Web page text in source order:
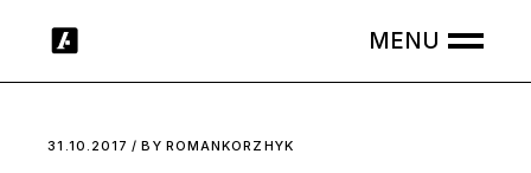
31.10.2017 BY ROMANKORZHYK